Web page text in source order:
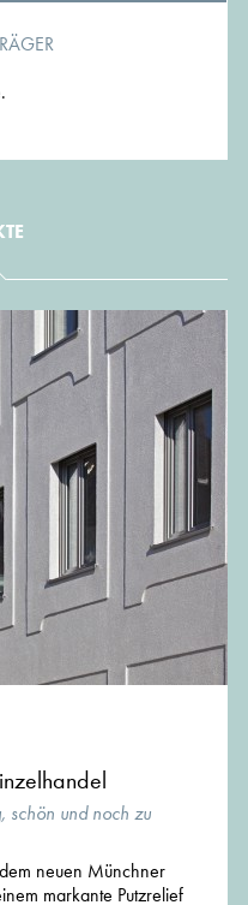
schön und noch zu
neuen Münchner
markante Putzrelief